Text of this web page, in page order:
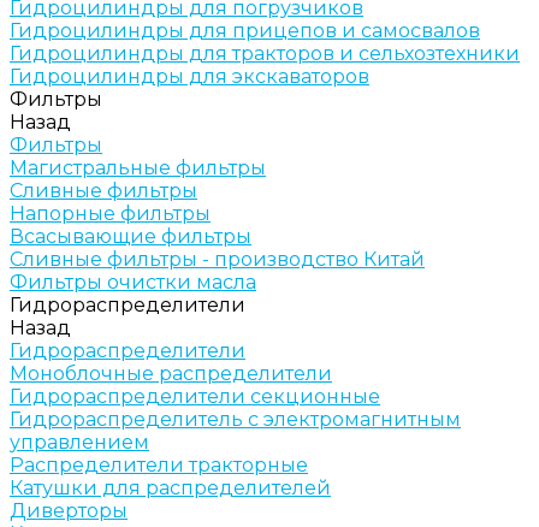
Гидроцилиндры для погрузчиков
Гидроцилиндры для прицепов и самосвалов
Гидроцилиндры для тракторов и сельхозтехники
Гидроцилиндры для экскаваторов
Фильтры
Назад
Фильтры
Магистральные фильтры
Сливные фильтры
Напорные фильтры
Всасывающие фильтры
Сливные фильтры - производство Китай
Фильтры очистки масла
Гидрораспределители
Назад
Гидрораспределители
Моноблочные распределители
Гидрораспределители секционные
Гидрораспределитель с электромагнитным
управлением
Распределители тракторные
Катушки для распределителей
Диверторы